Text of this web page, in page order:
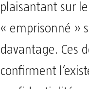
plaisantant sur
« emprisonné »
davantage. Ces
confirment